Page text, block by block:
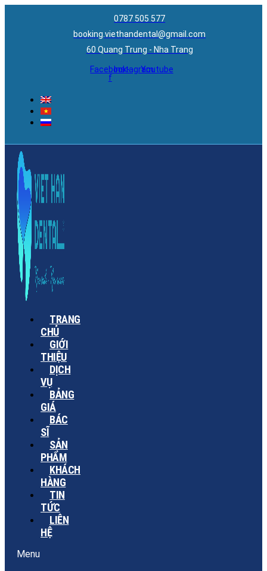
0787 505 577
booking.viethandental@gmail.com
60 Quang Trung - Nha Trang
Facebook-
f
InstagramYoutube
TRANG
CHỦ
GIỚI
THIỆU
DỊCH
VỤ
BẢNG
GIÁ
BÁC
SĨ
SẢN
PHẨM
KHÁCH
HÀNG
TIN
TỨC
LIÊN
HỆ
Menu